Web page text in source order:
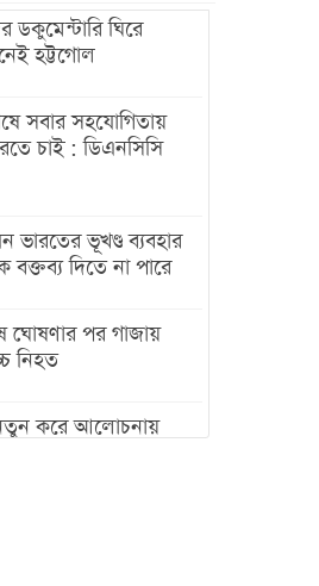
ডকুমেন্টারি ঘিরে
হট্টগোল
সবার সহযোগিতায়
চাই : ডিএনসিসি
ভারতের ভূখণ্ড ব্যবহার
বক্তব্য দিতে না পারে
ঘোষণার পর গাজায়
নিহত
নতুন করে আলোচনায়